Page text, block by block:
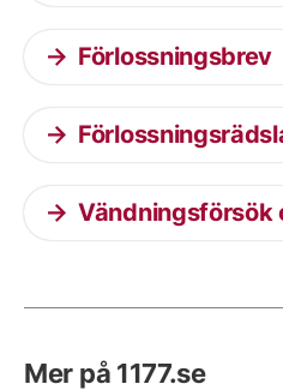
Förlossningsbrev
Vändningsförsök
Mer på 1177.se